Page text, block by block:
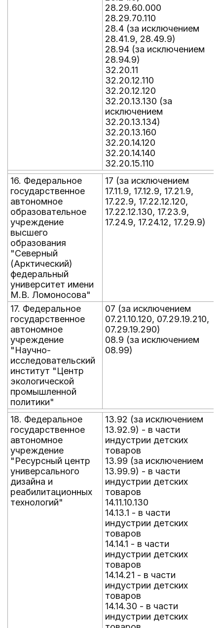
28.29.60.000
28.29.70.110
28.4 (за исключением
28.41.9, 28.49.9)
28.94 (за исключением
28.94.9)
32.20.11
32.20.12.110
32.20.12.120
32.20.13.130 (за
исключением
32.20.13.134)
32.20.13.160
32.20.14.120
32.20.14.140
32.20.15.110
16. Федеральное
государственное
автономное
образовательное
учреждение
высшего
образования
"Северный
(Арктический)
федеральный
университет имени
М.В. Ломоносова"
17 (за исключением
17.11.9, 17.12.9, 17.21.9,
17.22.9, 17.22.12.120,
17.22.12.130, 17.23.9,
17.24.9, 17.24.12, 17.29.9)
17. Федеральное
государственное
автономное
учреждение
"Научно-
исследовательский
институт "Центр
экологической
промышленной
политики"
07 (за исключением
07.21.10.120, 07.29.19.210,
07.29.19.290)
08.9 (за исключением
08.99)
18. Федеральное
государственное
автономное
учреждение
"Ресурсный центр
универсального
дизайна и
реабилитационных
технологий"
13.92 (за исключением
13.92.9) - в части
индустрии детских
товаров
13.99 (за исключением
13.99.9) - в части
индустрии детских
товаров
14.11.10.130
14.13.1 - в части
индустрии детских
товаров
14.14.1 - в части
индустрии детских
товаров
14.14.21 - в части
индустрии детских
товаров
14.14.30 - в части
индустрии детских